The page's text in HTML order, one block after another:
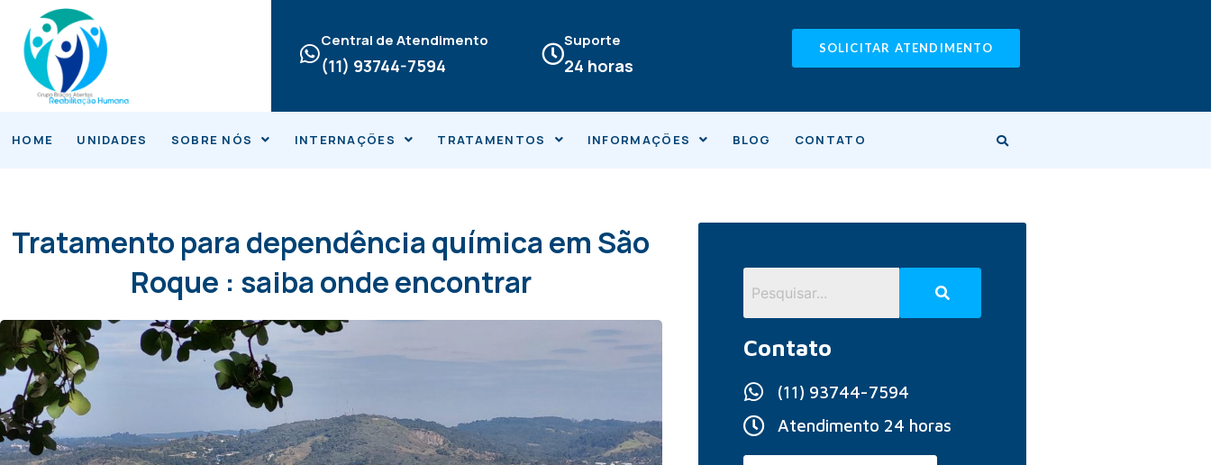
para
conteúdo
Central de Atendimento
(11) 93744-7594
Suporte
24 horas
SOLICITAR ATENDIMENTO
HOME UNIDADES SOBRE NÓS INTERNAÇÕES TRATAMENTOS INFORMAÇÕES BLOG CONTATO
Tratamento para dependência química em São
Roque : saiba onde encontrar
Contato
(11) 93744-7594
Atendimento 24 horas